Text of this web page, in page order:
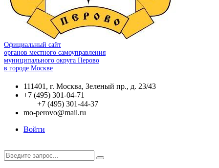
Официальный сайт
органов местного самоуправления
муниципального округа Перово
в городе Москве
111401, г. Москва, Зеленый пр., д. 23/43
+7 (495) 301-04-71
+7 (495) 301-44-37
mo-perovo@mail.ru
Войти